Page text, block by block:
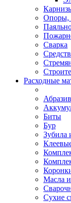
Опоры,
Сварка
Расходные
Биты
Бур
Зубила
Масла
Сухие